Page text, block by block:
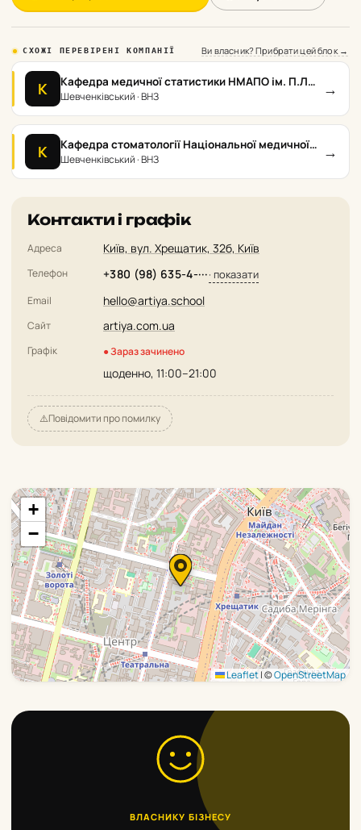
СХОЖІ ПЕРЕВІРЕНІ КОМПАНІЇ Ви власник? Прибрати цей блок →
К
Кафедра медичної статистики НМАПО ім. П.Л.
Шупика
Шевченківський · ВНЗ →
К
Кафедра стоматології Національної медичної
академії імені П.Л. Шупика
Шевченківський · ВНЗ →
Контакти і графік
Адреса Київ, вул. Хрещатик, 32б, Київ
Телефон +380 (98) 635-4-···· показати
Email hello@artiya.school
Сайт artiya.com.ua
Графік ● Зараз зачинено
щоденно, 11:00–21:00
⚠️Повідомити про помилку
+
−
Leaflet|©OpenStreetMap
ВЛАСНИКУ БІЗНЕСУ